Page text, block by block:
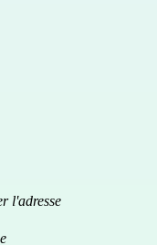
l'adresse